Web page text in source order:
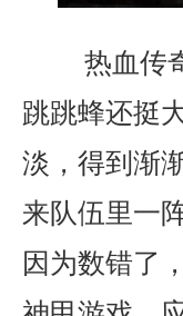
热血传
跳跳蜂还挺
淡，得到渐
来队伍里一
因为数错了